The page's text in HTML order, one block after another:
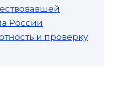
России
и проверку